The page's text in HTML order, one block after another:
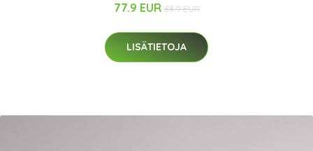
77.9 EUR 88.9 EUR
LISÄTIETOJA